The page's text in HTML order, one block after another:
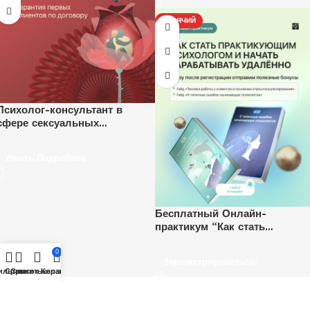
консультант в
сексуальных
ГОРЯЧИЙ
Бесплатный Онлайн-
практикум “Как стать
Сравнить
Список желаний
0
Корзина